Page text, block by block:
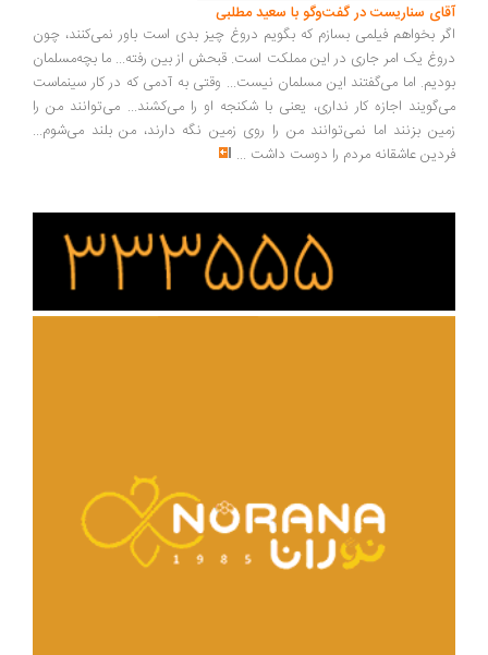
سناریست در گفت‌وگو با سعید مطلبی
بخواهم فیلمی بسازم که بگویم دروغ چیز بدی است باور نمی‌کنند، چون
یک امر جاری در این مملکت است. قبحش از بین رفته... ما بچه‌مسلمان
اما می‌گفتند این مسلمان نیست... وقتی به آدمی که در کار سینماست
اجازه کار نداری، یعنی با شکنجه او را می‌کشند... می‌توانند من را
بزنند اما نمی‌توانند من را روی زمین نگه دارند، من بلند می‌شوم...
عاشقانه مردم را دوست داشت ...